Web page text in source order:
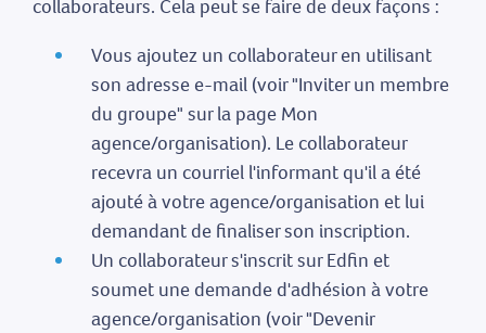
collaborateurs. Cela peut se faire de deux façons :
Vous ajoutez un collaborateur en utilisant
son adresse e-mail (voir "Inviter un membre
du groupe" sur la page Mon
agence/organisation). Le collaborateur
recevra un courriel l'informant qu'il a été
ajouté à votre agence/organisation et lui
demandant de finaliser son inscription.
Un collaborateur s'inscrit sur Edfin et
soumet une demande d'adhésion à votre
agence/organisation (voir "Devenir